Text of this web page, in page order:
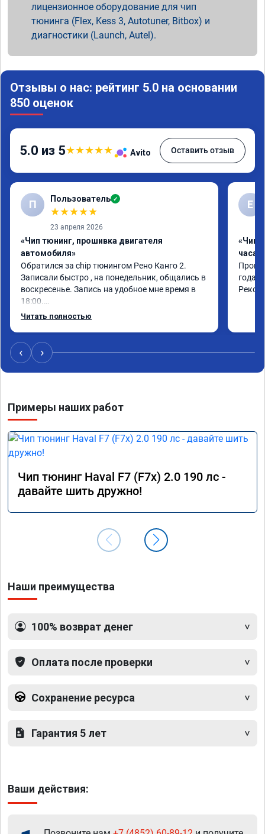
лицензионное оборудование для чип
тюнинга (Flex, Kess 3, Autotuner, Bitbox) и
диагностики (Launch, Autel).
Отзывы о нас: рейтинг 5.0 на основании
850 оценок
5.0 из 5★★★★★ Avito Оставить отзыв
П Пользователь ✓
★★★★★
23 апреля 2026
«Чип тюнинг, прошивка двигателя
автомобиля»
Обратился за chip тюнингом Рено Канго 2.
Записали быстро , на понедельник, общались в
воскресенье. Запись на удобное мне время в
18:00.
Работу выполнили за 30 минут, качественно,
Читать полностью
Е
«Чип
часа»
года.
‹ ›
Примеры наших работ
Чип тюнинг Haval F7 (F7x) 2.0 190 лс -
давайте шить дружно!
Наши преимущества
100% возврат денег
Оплата после проверки
Сохранение ресурса
Гарантия 5 лет
Ваши действия: